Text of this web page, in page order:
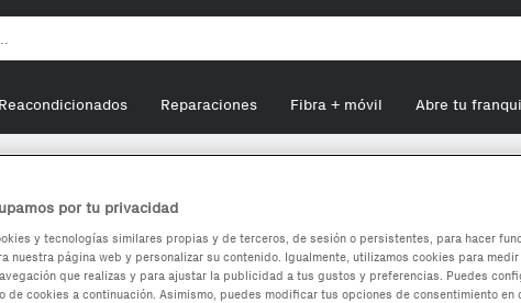
Reacondicionados Reparaciones Fibra + móvil Abre tu
por tu privacidad
y tecnologías similares propias y de terceros, de sesión o persistentes, para hacer
nuestra página web y personalizar su contenido. Igualmente, utilizamos cookies para
que realizas y para ajustar la publicidad a tus gustos y preferencias. Puedes
de cookies a continuación. Asimismo, puedes modificar tus opciones de consentimiento en